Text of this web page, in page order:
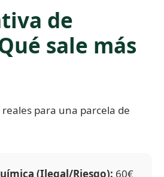
de
sale más
para una parcela de
(Ilegal/Riesgo): 60€